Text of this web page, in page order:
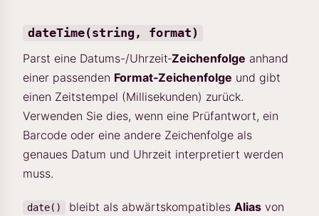
dateTime(string, format)
Parst eine Datums-/Uhrzeit‑Zeichenfolge anhand
einer passenden Format‑Zeichenfolge und gibt
einen Zeitstempel (Millisekunden) zurück.
Verwenden Sie dies, wenn eine Prüfantwort, ein
Barcode oder eine andere Zeichenfolge als
genaues Datum und Uhrzeit interpretiert werden
muss.
date() bleibt als abwärtskompatibles Aliasvon